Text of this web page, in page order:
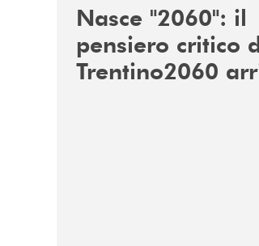
Nasce "2060": il
pensiero critico
Trentino2060